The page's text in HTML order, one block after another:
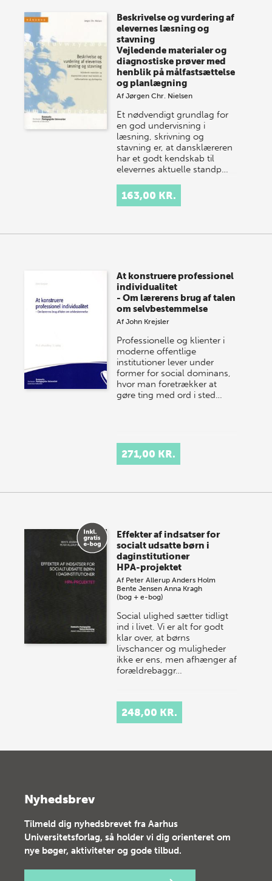
onsdag den 10. j…
Beskrivelse og vurdering af
elevernes læsning og
stavning
Vejledende materialer og
diagnostiske prøver med
henblik på målfastsættelse
og planlægning
AfJørgen Chr. Nielsen
Et nødvendigt grundlag for
en god undervisning i
læsning, skrivning og
stavning er, at dansklæreren
har et godt kendskab til
elevernes aktuelle standp…
163,00 KR.
At konstruere professionel
individualitet
- Om lærerens brug af talen
om selvbestemmelse
AfJohn Krejsler
Professionelle og klienter i
moderne offentlige
institutioner lever under
former for social dominans,
hvor man foretrækker at
gøre ting med ord i sted…
271,00 KR.
Effekter af indsatser for
socialt udsatte børn i
daginstitutioner
HPA-projektet
Af Peter Allerup Anders Holm
Bente Jensen Anna Kragh
(bog + e-bog)
Social ulighed sætter tidligt
ind i livet. Vi er alt for godt
klar over, at børns
livschancer og muligheder
ikke er ens, men afhænger af
forældrebaggr…
248,00 KR.
Nyhedsbrev
Tilmeld dig nyhedsbrevet fra Aarhus
Universitetsforlag, så holder vi dig orienteret om
nye bøger, aktiviteter og gode tilbud.